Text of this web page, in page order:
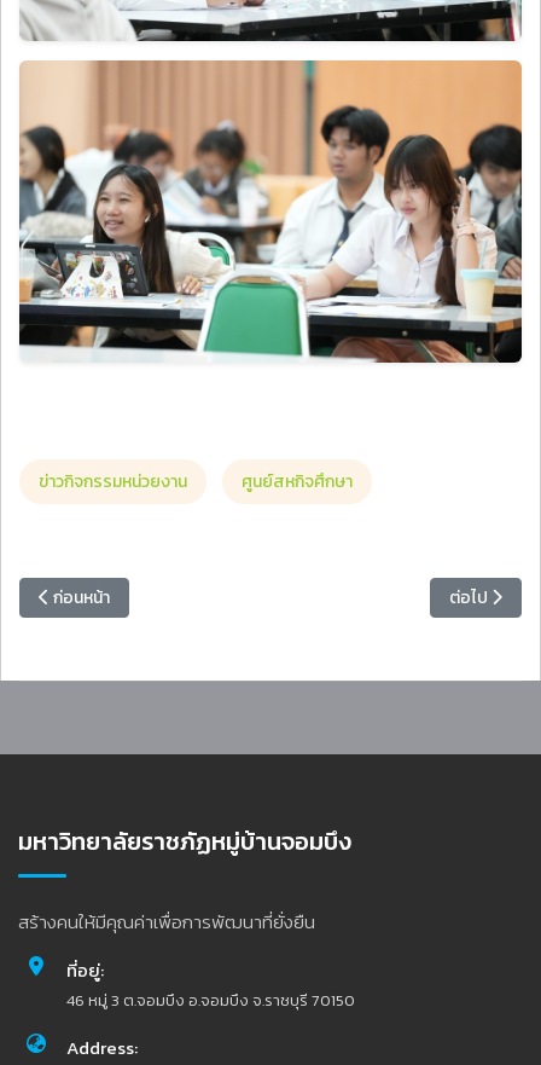
ข่าวกิจกรรมหน่วยงาน ศูนย์สหกิจศึกษา
เนื้อหาก่อนหน้า: ศูนย์สหกิจศึกษา จัดประชุมอาจารย์ CWIE บูรณาการการจั
ก่อนหน้า เนื้อหาถัดไ
ต่อไป
มหาวิทยาลัยราชภัฏหมู่บ้านจอมบึง
สร้างคนให้มีคุณค่าเพื่อการพัฒนาที่ยั่งยืน
ที่อยู่:
46 หมู่ 3 ต.จอมบึง อ.จอมบึง จ.ราชบุรี 70150
Address: